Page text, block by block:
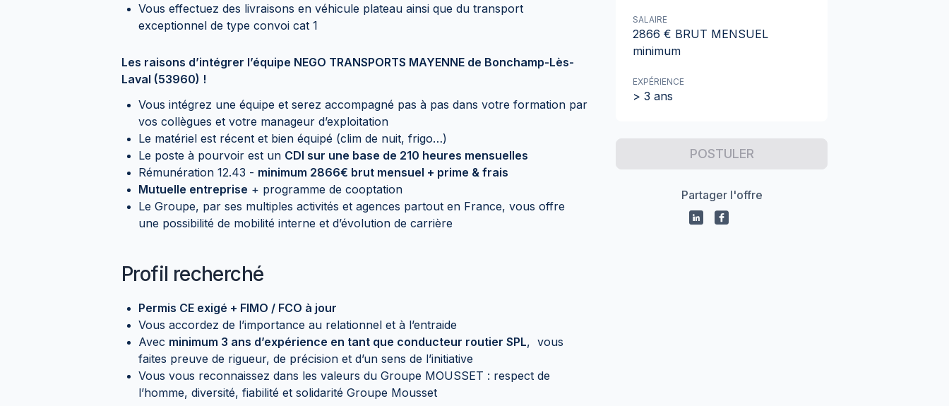
Vous effectuez des livraisons en véhicule plateau ainsi que du transport
exceptionnel de type convoi cat 1
Les raisons d’intégrer l’équipe NEGO TRANSPORTS MAYENNE de Bonchamp-Lès-
Laval (53960) !
Vous intégrez une équipe et serez accompagné pas à pas dans votre formation par
vos collègues et votre manageur d’exploitation
Le matériel est récent et bien équipé (clim de nuit, frigo…)
Le poste à pourvoir est un CDI sur une base de 210 heures mensuelles
Rémunération 12.43 - minimum 2866€ brut mensuel + prime & frais
Mutuelle entreprise + programme de cooptation
Le Groupe, par ses multiples activités et agences partout en France, vous offre
une possibilité de mobilité interne et d’évolution de carrière
Profil recherché
Permis CE exigé + FIMO / FCO à jour
Vous accordez de l’importance au relationnel et à l’entraide
Avec minimum 3 ans d’expérience en tant que conducteur routier SPL, vous
faites preuve de rigueur, de précision et d’un sens de l’initiative
Vous vous reconnaissez dans les valeurs du Groupe MOUSSET : respect de
l’homme, diversité, fiabilité et solidarité Groupe Mousset
SALAIRE
2866 € BRUT MENSUEL
minimum
EXPÉRIENCE
> 3 ans
POSTULER
Partager l'offre